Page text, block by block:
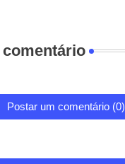
Postar um comentário (0)